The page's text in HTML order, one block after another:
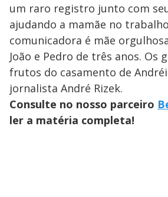
um raro registro junto com
ajudando a mamãe no
comunicadora é mãe
João e Pedro de três anos. Os
frutos do casamento de
jornalista André Rizek.
Consulte no nosso parceiro
ler a matéria completa!